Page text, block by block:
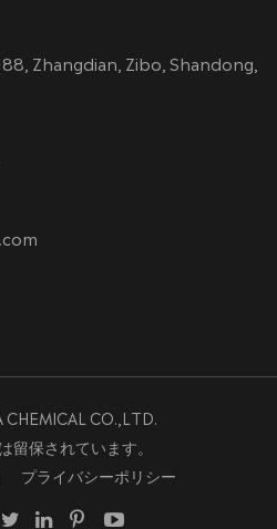
Zhangdian, Zibo, Shandong,
CHEMICAL CO.,LTD.
留保されています。
プライバシーポリシー